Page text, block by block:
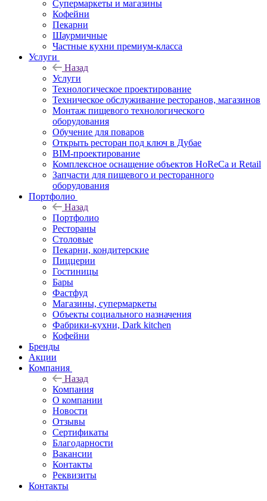
Супермаркеты и магазины
Кофейни
Пекарни
Шаурмичные
Частные кухни премиум-класса
Услуги
Назад
Услуги
Технологическое проектирование
Техническое обслуживание ресторанов, магазинов
Монтаж пищевого технологического
оборудования
Обучение для поваров
Открыть ресторан под ключ в Дубае
BIM-проектирование
Комплексное оснащение объектов HoReCa и Retail
Запчасти для пищевого и ресторанного
оборудования
Портфолио
Назад
Портфолио
Рестораны
Столовые
Пекарни, кондитерские
Пиццерии
Гостиницы
Бары
Фастфуд
Магазины, супермаркеты
Объекты социального назначения
Фабрики-кухни, Dark kitchen
Кофейни
Бренды
Акции
Компания
Назад
Компания
О компании
Новости
Отзывы
Сертификаты
Благодарности
Вакансии
Контакты
Реквизиты
Контакты